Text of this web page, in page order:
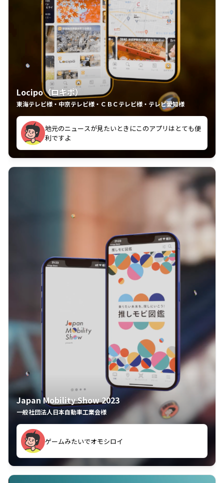
Locipo（ロキポ）
東海テレビ様・中京テレビ様・ＣＢＣテレビ様・テレビ愛知様
中京テレビのおもしろ番組が視聴可能地域外からも見
れるの嬉しいポイント
いつも利用させていただいております！
Japan Mobility Show 2023
一般社団法人日本自動車工業会様
ゲームみたいでオモシロイ
久々のモーターショーがアプリでもっと楽しめました